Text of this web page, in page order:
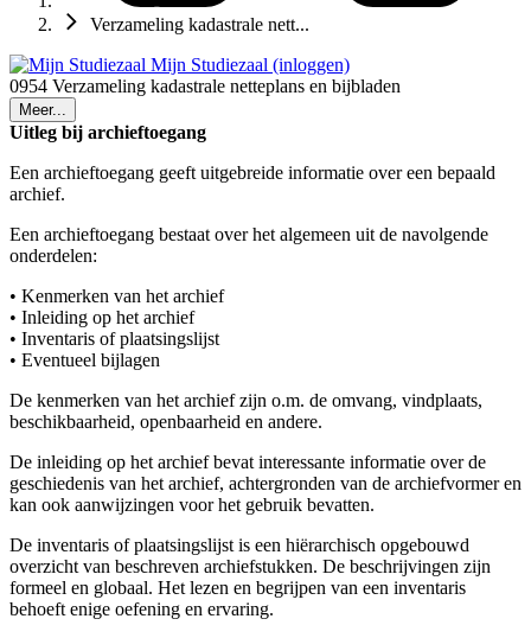
Verzameling kadastrale nett...
Mijn Studiezaal (inloggen)
0954 Verzameling kadastrale netteplans en bijbladen
Meer...
Uitleg bij archieftoegang
Een archieftoegang geeft uitgebreide informatie over een bepaald
archief.
Een archieftoegang bestaat over het algemeen uit de navolgende
onderdelen:
• Kenmerken van het archief
• Inleiding op het archief
• Inventaris of plaatsingslijst
• Eventueel bijlagen
De kenmerken van het archief zijn o.m. de omvang, vindplaats,
beschikbaarheid, openbaarheid en andere.
De inleiding op het archief bevat interessante informatie over de
geschiedenis van het archief, achtergronden van de archiefvormer en
kan ook aanwijzingen voor het gebruik bevatten.
De inventaris of plaatsingslijst is een hiërarchisch opgebouwd
overzicht van beschreven archiefstukken. De beschrijvingen zijn
formeel en globaal. Het lezen en begrijpen van een inventaris
behoeft enige oefening en ervaring.